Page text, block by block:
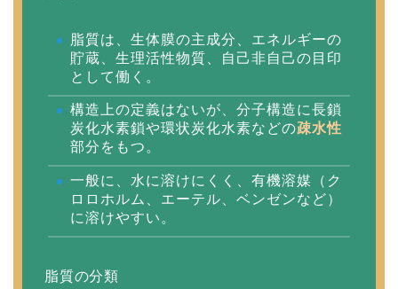
脂質は、生体膜の主成分、エネルギーの
貯蔵、生理活性物質、自己非自己の目印
として働く。
構造上の定義はないが、分子構造に長鎖
炭化水素鎖や環状炭化水素などの疎水性
部分をもつ。
一般に、水に溶けにくく、有機溶媒（ク
ロロホルム、エーテル、ベンゼンなど）
に溶けやすい。
脂質の分類